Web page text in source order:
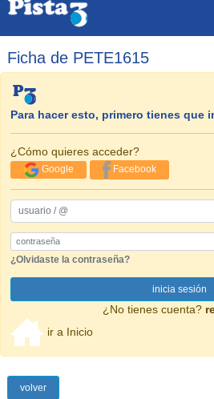
Ficha de PETE1615
Para hacer esto, primero tienes que
¿Cómo quieres acceder?
Google Facebook
usuario / @
Password
¿Olvidaste la contraseña?
inicia sesión
¿No tienes cuenta?
ir a Inicio
volver